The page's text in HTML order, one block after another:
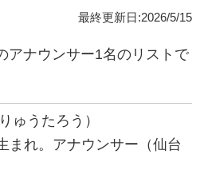
最終更新日:2026/5/15
アナウンサー1名のリストで
ゅうたろう）
まれ。アナウンサー（仙台